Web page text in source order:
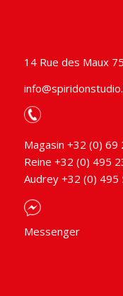
14 Rue des Maux
Magasin +32 (0) 69
Reine +32 (0) 495
Audrey +32 (0) 495
Messenger